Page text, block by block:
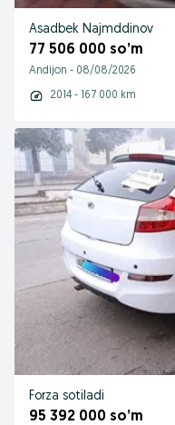
Asadbek Najmddinov
77 506 000 so’m
Andijon - 08/08/2026
2014 - 167 000 km
Forza sotiladi
95 392 000 so’m